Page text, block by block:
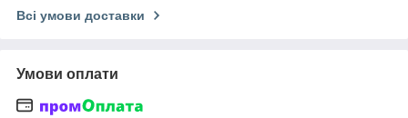
Всі умови доставки
Умови оплати